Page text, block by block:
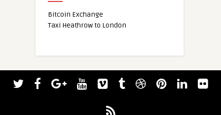
Bitcoin Exchange
Taxi Heathrow to London